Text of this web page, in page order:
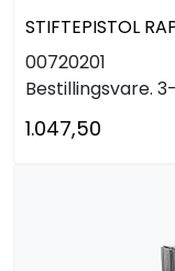
STIFTEPISTOL
00720201
Bestillingsvare.
1.047,50